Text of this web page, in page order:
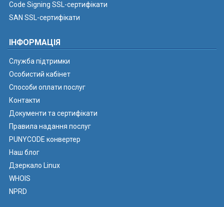
Code Signing SSL-сертифікати
SAN SSL-сертифікати
ІНФОРМАЦІЯ
Служба підтримки
Особистий кабінет
Способи оплати послуг
Контакти
Документи та сертифікати
Правила надання послуг
PUNYCODE конвертер
Наш блог
Дзеркало Linux
WHOIS
NPRD